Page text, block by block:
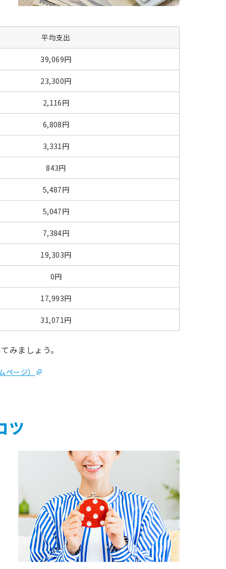
平均支出
39,069円
23,300円
2,116円
6,808円
3,331円
843円
5,487円
5,047円
7,384円
19,303円
0円
17,993円
31,071円
みましょう。
ージ）
ツ